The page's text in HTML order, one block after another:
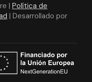
| Política de
| Desarrollado por